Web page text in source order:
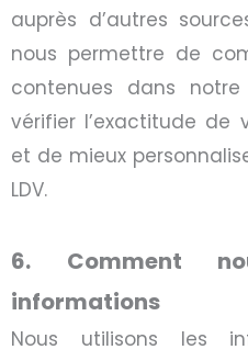
auprès d’autres
nous permettre de
contenues dans
vérifier l’exactitude de
et de mieux
LDV.
6. Comment
informations
Nous utilisons les